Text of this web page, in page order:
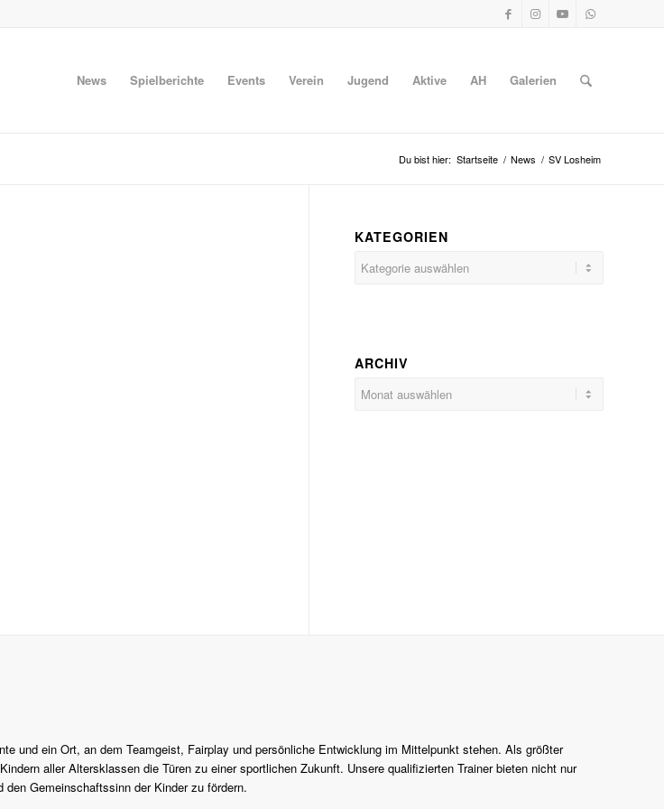
News Spielberichte Events Verein Jugend Aktive AH Galerien
Du bist hier: Startseite / News / SV Losheim
KATEGORIEN
ARCHIV
und ein Ort, an dem Teamgeist, Fairplay und persönliche Entwicklung im Mittelpunkt stehen. Als größter
aller Altersklassen die Türen zu einer sportlichen Zukunft. Unsere qualifizierten Trainer bieten nicht nur
Gemeinschaftssinn der Kinder zu fördern.